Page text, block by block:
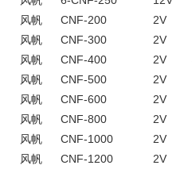
风帆
CNF-200 2V
风帆
CNF-300 2V
风帆
CNF-400 2V
风帆
CNF-500 2V
风帆
CNF-600 2V
风帆
CNF-800 2V
风帆
CNF-1000 2V
风帆
CNF-1200 2V